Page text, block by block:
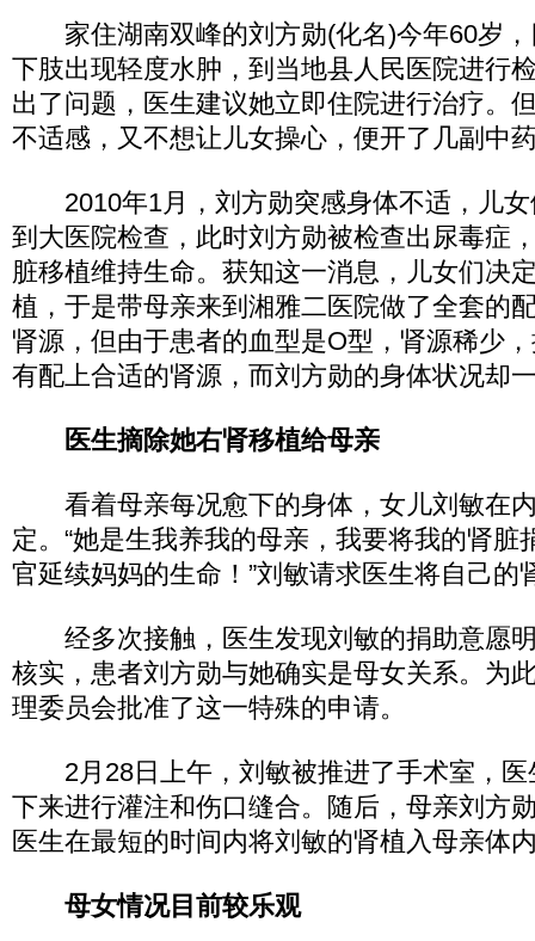
家住湖南双峰的刘方勋(化名)今年60岁，
下肢出现轻度水肿，到当地县人民医院进行
出了问题，医生建议她立即住院进行治疗。
不适感，又不想让儿女操心，便开了几副中
2010年1月，刘方勋突感身体不适，儿女
到大医院检查，此时刘方勋被检查出尿毒症
脏移植维持生命。获知这一消息，儿女们决
植，于是带母亲来到湘雅二医院做了全套的
肾源，但由于患者的血型是O型，肾源稀少
有配上合适的肾源，而刘方勋的身体状况却
医生摘除她右肾移植给母亲
看着母亲每况愈下的身体，女儿刘敏在
定。“她是生我养我的母亲，我要将我的肾脏
官延续妈妈的生命！”刘敏请求医生将自己的
经多次接触，医生发现刘敏的捐助意愿
核实，患者刘方勋与她确实是母女关系。为
理委员会批准了这一特殊的申请。
2月28日上午，刘敏被推进了手术室，医
下来进行灌注和伤口缝合。随后，母亲刘方
医生在最短的时间内将刘敏的肾植入母亲体
母女情况目前较乐观